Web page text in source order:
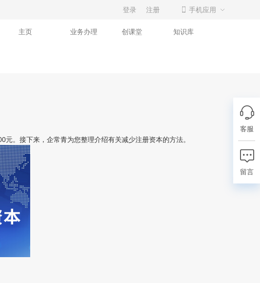
登录 注册 手机应用
主页 业务办理 创课堂 知识库
。接下来，企常青为您整理介绍有关减少注册资本的方法。
客服
留言